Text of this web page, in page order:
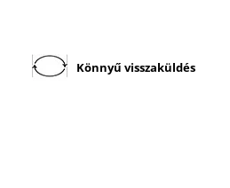
Könnyű visszaküldés